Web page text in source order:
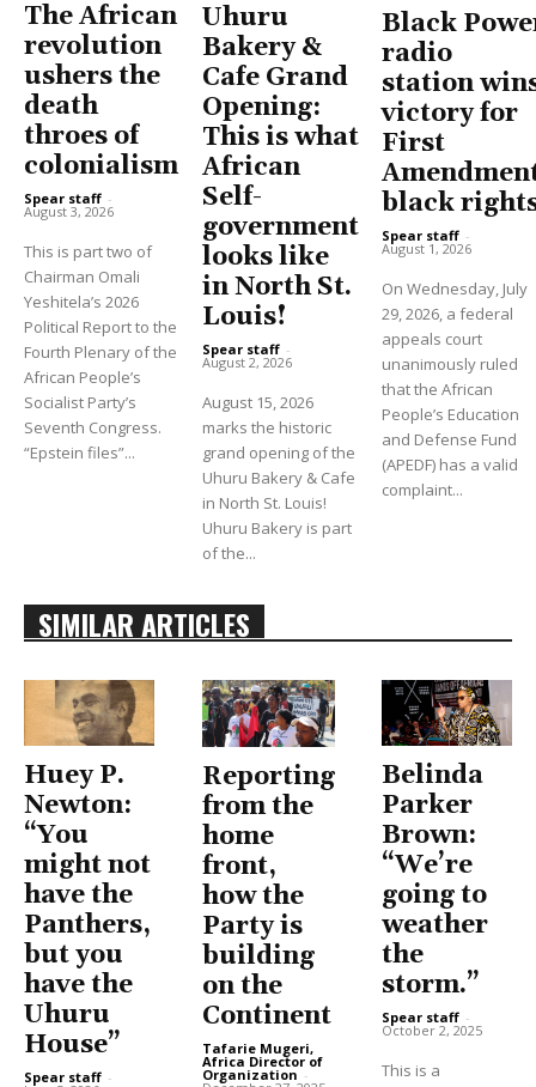
The African
revolution
ushers the
death
throes of
colonialism
Spear staff -
August 3, 2026
This is part two of
Chairman Omali
Yeshitela’s 2026
Political Report to the
Fourth Plenary of the
African People’s
Socialist Party’s
Seventh Congress.
“Epstein files”...
Uhuru
Bakery &
Cafe Grand
Opening:
This is what
African
Self-
government
looks like
in North St.
Louis!
Spear staff -
August 2, 2026
August 15, 2026
marks the historic
grand opening of the
Uhuru Bakery & Cafe
in North St. Louis!
Uhuru Bakery is part
of the...
Black
radio
station
victory for
First
black
Spear staff -
August 1, 2026
On Wednesday, July
29, 2026, a federal
appeals court
unanimously ruled
that the African
People’s Education
and Defense Fund
(APEDF) has a valid
complaint...
SIMILAR ARTICLES
Huey P.
Newton:
“You
might not
have the
Panthers,
but you
have the
Uhuru
House”
Spear staff -
Reporting
from the
home
front,
how the
Party is
building
on the
Continent
Tafarie Mugeri,
Africa Director of
Organization -
Belinda
Parker
Brown:
“We’re
going to
weather
the
storm.”
Spear staff -
October 2, 2025
This is a